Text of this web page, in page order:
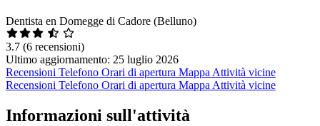
Dentista en Domegge di Cadore (Belluno)
3.7 (6 recensioni)
Ultimo aggiornamento: 25 luglio 2026
Recensioni Telefono Orari di apertura Mappa Attività vicine
Recensioni Telefono Orari di apertura Mappa Attività vicine
Informazioni sull'attività